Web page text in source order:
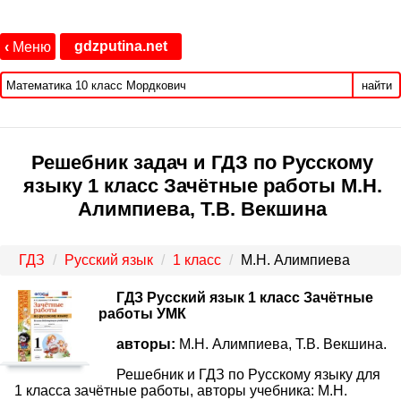
‹ Меню gdzputina.net
найти
Решебник задач и ГДЗ по Русскому
языку 1 класс Зачётные работы М.Н.
Алимпиева, Т.В. Векшина
ГДЗ Русский язык 1 класс М.Н. Алимпиева
ГДЗ Русский язык 1 класс Зачётные
работы УМК
авторы: М.Н. Алимпиева, Т.В. Векшина.
Решебник и ГДЗ по Русскому языку для
1 класса зачётные работы, авторы учебника: М.Н.